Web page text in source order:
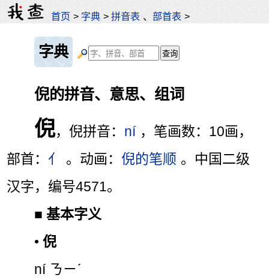
首页 > 字典 >拼音表 、部首表 >
字典
倪的拼音、意思、组词
倪，倪拼音： ní ，笔画数：10画，
部首： 亻 。动画：倪的笔顺 。中国二级
汉字，编号4571。
■基本字义
•倪
ní ㄋㄧˊ